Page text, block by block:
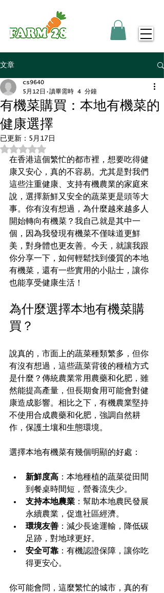
文章
有機菜購買：本地有機菜的
健康選擇
cs9640
5月12日
讀畢需時 4 分鐘
已更新： 5月17日
評等為 NaN（最高為 5 顆星）。
在香港這個繁忙的都市裡，想要吃得健
康又安心，真的不容易。尤其是對我們
這些注重健康、支持有機農業的家庭來
說，選擇新鮮又安全的蔬菜更是頭等大
事。你有沒有想過，為什麼越來越多人
開始轉向有機菜？我自己就是其中一
個，因為我發現有機菜不僅味道更鮮
美，對身體也更友善。今天，就讓我跟
你分享一下，如何輕鬆找到優質的本地
有機菜，還有一些實用的小貼士，讓你
也能享受健康生活！
為什麼選擇本地有機菜購
買？
說真的，市面上的蔬菜種類繁多，但你
有沒有想過，這些蔬菜背後的種植方式
是什麼？傳統農業常用農藥和化肥，雖
然能提高產量，但長期食用可能會對健
康造成影響。相比之下，有機農業堅持
不使用合成農藥和化肥，強調自然耕
作，保護土壤和生態環境。
選擇本地有機菜有幾個明顯的好處：
新鮮度高 ：本地種植的蔬菜從田間
到餐桌時間短，營養流失少。
支持本地農業 ：幫助本地農民發展
永續農業，促進社區經濟。
環境友善 ：減少長途運輸，降低碳
足跡，對地球更好。
安全可靠 ：有機認證保障，讓你吃
得更安心。
你可能會問，這麼繁忙的城市，真的有